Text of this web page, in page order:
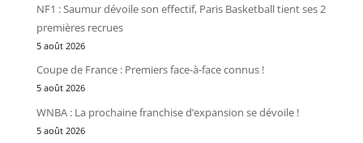
NF1 : Saumur dévoile son effectif, Paris Basketball tient ses 2
premières recrues
5 août 2026
Coupe de France : Premiers face-à-face connus !
5 août 2026
WNBA : La prochaine franchise d’expansion se dévoile !
5 août 2026